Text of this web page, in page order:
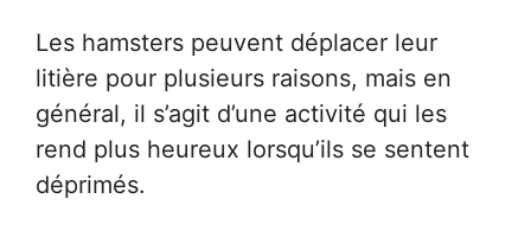
Les hamsters peuvent déplacer leur
litière pour plusieurs raisons, mais en
général, il s’agit d’une activité qui les
rend plus heureux lorsqu’ils se sentent
déprimés.